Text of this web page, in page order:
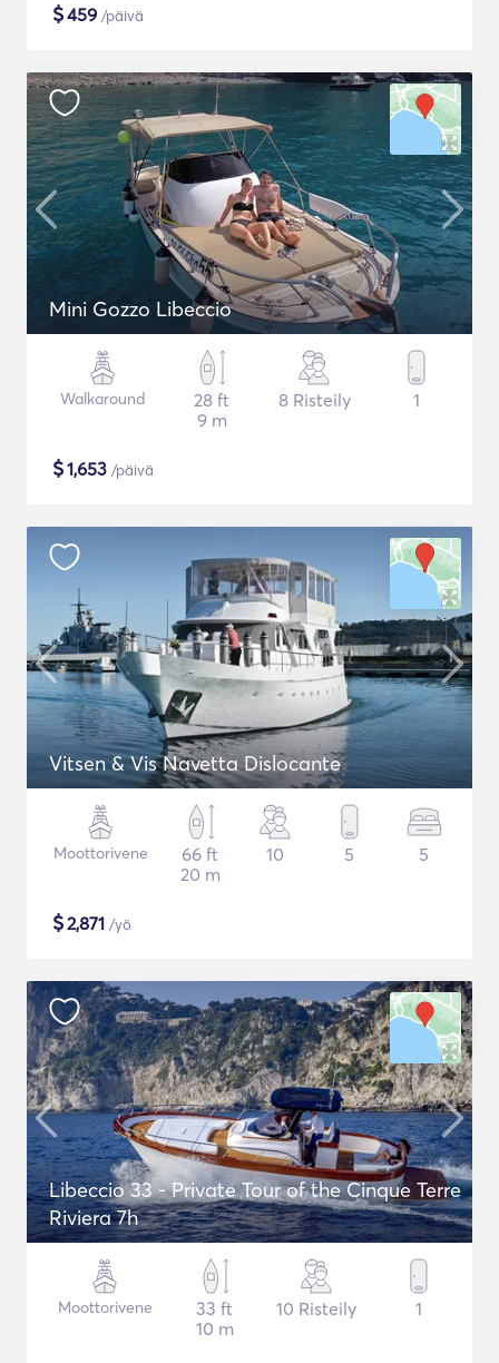
$459 /päivä
Mini Gozzo Libeccio
Walkaround
28 ft
9 m
8 Risteily 1
$1,653 /päivä
Vitsen & Vis Navetta Dislocante
Moottorivene
66 ft
20 m
10 5 5
$2,871 /yö
Libeccio 33 - Private Tour of the Cinque Terre
Riviera 7h
Moottorivene
33 ft
10 m
10 Risteily 1